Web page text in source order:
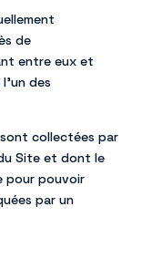
de
entre eux et
des
collectées par
Site et dont le
pour pouvoir
par un